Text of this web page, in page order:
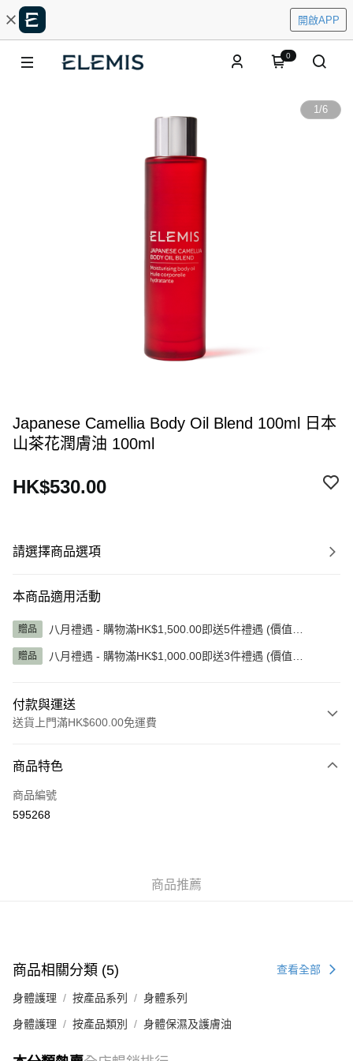
開啟APP
0
1/6
Japanese Camellia Body Oil Blend 100ml 日本
山茶花潤膚油 100ml
HK$530.00
請選擇商品選項
本商品適用活動
贈品
八月禮遇 - 購物滿HK$1,500.00即送5件禮遇 (價值
贈品
八月禮遇 - 購物滿HK$1,000.00即送3件禮遇 (價值
付款與運送
送貨上門滿HK$600.00免運費
信用卡
AlipayHK
商品特色
商品編號
595268
商品推薦
商品相關分類 (5) 查看全部
身體護理 按產品系列 身體系列
身體護理 按產品類別 身體保濕及護膚油